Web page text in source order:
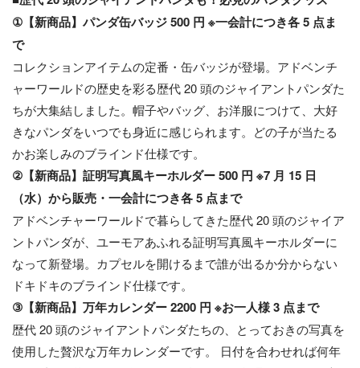
①【新商品】パンダ缶バッジ 500 円 ※一会計につき各 5 点ま
で
コレクションアイテムの定番・缶バッジが登場。アドベンチ
ャーワールドの歴史を彩る歴代 20 頭のジャイアントパンダた
ちが大集結しました。帽子やバッグ、お洋服につけて、大好
きなパンダをいつでも身近に感じられます。どの子が当たる
かお楽しみのブラインド仕様です。
②【新商品】証明写真風キーホルダー 500 円 ※7 月 15 日
（水）から販売・一会計につき各 5 点まで
アドベンチャーワールドで暮らしてきた歴代 20 頭のジャイア
ントパンダが、ユーモアあふれる証明写真風キーホルダーに
なって新登場。カプセルを開けるまで誰が出るか分からない
ドキドキのブラインド仕様です。
③【新商品】万年カレンダー 2200 円 ※お一人様 3 点まで
歴代 20 頭のジャイアントパンダたちの、とっておきの写真を
使用した贅沢な万年カレンダーです。 日付を合わせれば何年